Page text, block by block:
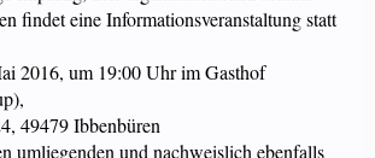
findet eine Informationsveranstaltung statt
2016, um 19:00 Uhr im Gasthof
49479 Ibbenbüren
umliegenden und nachweislich ebenfalls